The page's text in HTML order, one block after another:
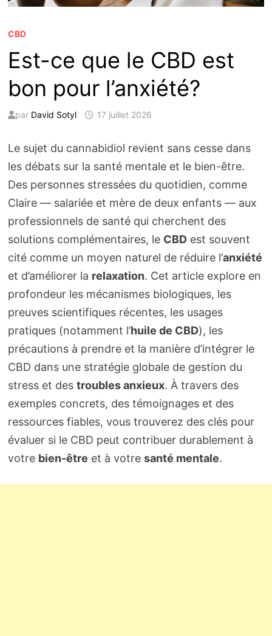
CBD
Est-ce que le CBD est
bon pour l’anxiété?
par David Sotyl 17 juillet 2026
Le sujet du cannabidiol revient sans cesse dans
les débats sur la santé mentale et le bien-être.
Des personnes stressées du quotidien, comme
Claire — salariée et mère de deux enfants — aux
professionnels de santé qui cherchent des
solutions complémentaires, le CBDest souvent
cité comme un moyen naturel de réduire l’anxiété
et d’améliorer la relaxation. Cet article explore en
profondeur les mécanismes biologiques, les
preuves scientifiques récentes, les usages
pratiques (notamment l’huile de CBD), les
précautions à prendre et la manière d’intégrer le
CBD dans une stratégie globale de gestion du
stress et des troubles anxieux. À travers des
exemples concrets, des témoignages et des
ressources fiables, vous trouverez des clés pour
évaluer si le CBD peut contribuer durablement à
votre bien-être et à votre santé mentale.